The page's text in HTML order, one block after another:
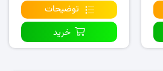
توضیحات
خرید